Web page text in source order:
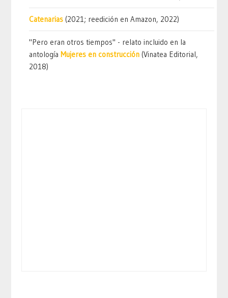
Catenarias (2021; reedición en Amazon, 2022)
"Pero eran otros tiempos" - relato incluido en la
antologíaMujeres en construcción (Vinatea Editorial,
2018)